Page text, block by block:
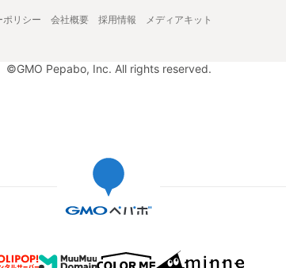
ポリシー 会社概要 採用情報 メディアキット
©GMO Pepabo, Inc. All rights reserved.